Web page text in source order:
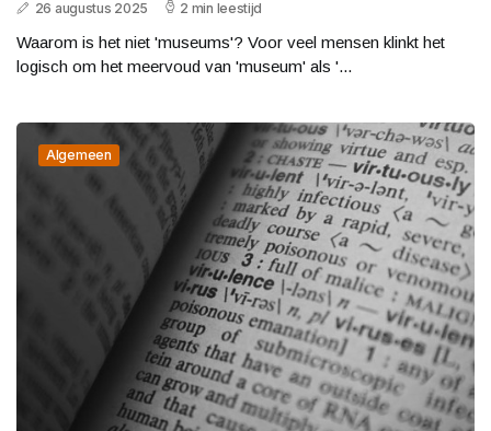
26 augustus 2025 2 min leestijd
Waarom is het niet 'museums'? Voor veel mensen klinkt het
logisch om het meervoud van 'museum' als '...
Algemeen